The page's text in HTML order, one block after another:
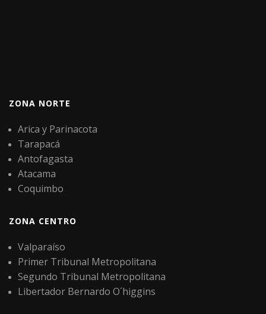
ZONA NORTE
Arica y Parinacota
Tarapacá
Antofagasta
Atacama
Coquimbo
ZONA CENTRO
Valparaíso
Primer Tribunal Metropolitana
Segundo Tribunal Metropolitana
Libertador Bernardo O´higgins